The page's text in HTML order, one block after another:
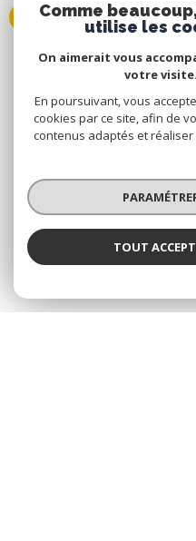
PAR NOMBRE
Achat
Bois
Achat
Bois
Achat
Achat maison
Achat
Achat maison
Achat
Comme
utilise les
On aimerait vous
votre visite.
En poursuivant, vous
cookies par ce site, afin de
contenus adaptés et
TOUT